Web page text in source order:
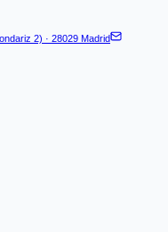
2) · 28029 Madrid